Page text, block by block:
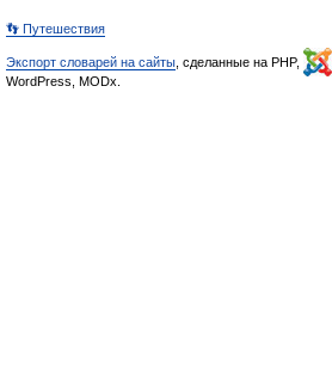
👣 Путешествия
Экспорт словарей на сайты , сделанные на PHP,
WordPress, MODx.